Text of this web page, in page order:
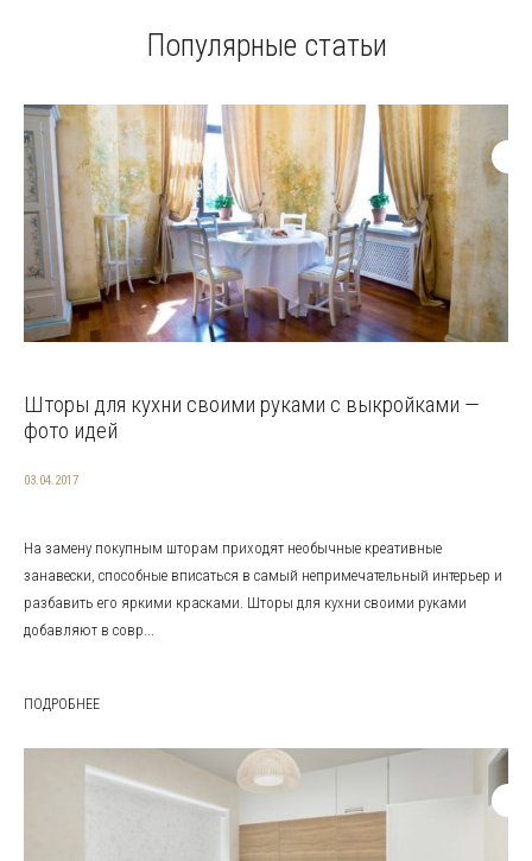
Популярные статьи
Шторы для кухни своими руками с выкройками —
фото идей
03.04.2017
На замену покупным шторам приходят необычные креативные
занавески, способные вписаться в самый непримечательный интерьер и
разбавить его яркими красками. Шторы для кухни своими руками
добавляют в совр...
ПОДРОБНЕЕ